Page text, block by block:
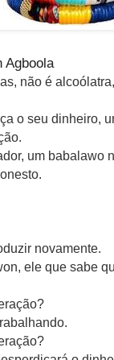
Agboola
não é
o seu dinheiro,
um babalawo
novamente.
ele que sabe